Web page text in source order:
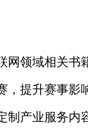
网领域相关书
，提升赛事影
制产业服务内